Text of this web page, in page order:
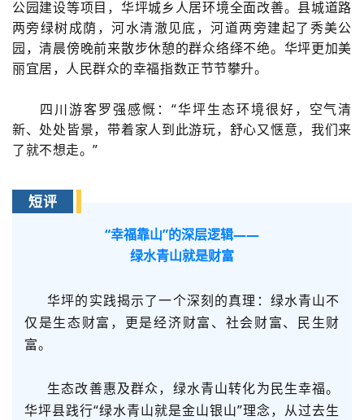
公园建设等项目，华坪城乡人居环境全面改善。县城道路
两旁绿树成荫，河水清澈见底，河道两旁建起了秀美公
园，清晨傍晚前来散步休憩的群众络绎不绝。华坪更加美
丽宜居，人民群众的幸福指数正节节攀升。
四川游客罗强感慨：“华坪生态环境很好，空气清
新、处处皆景，带着家人到此游玩，舒心又惬意，我们来
了就不想走。”
短评
“幸福靠山”的深层逻辑——
绿水青山就是财富
华坪的实践揭示了一个深刻的真理：绿水青山不
仅是生态财富，更是经济财富、社会财富、民生财
富。
生态改善惠及群众，绿水青山转化为民生幸福。
华坪县践行“绿水青山就是金山银山”理念，从过去生